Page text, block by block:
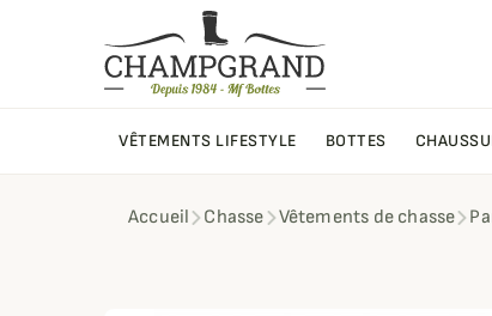
VÊTEMENTS LIFESTYLE BOTTES
Accueil Chasse Vêtements de chasse